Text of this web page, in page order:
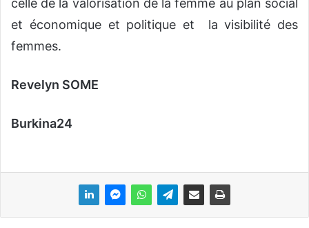
celle de la valorisation de la femme au plan social
et économique et politique et la visibilité des
femmes.
Revelyn SOME
Burkina24